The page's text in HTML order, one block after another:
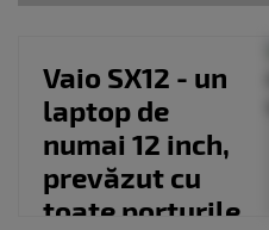
Vaio SX12 - un
laptop de
numai 12 inch,
prevăzut cu
toate porturile